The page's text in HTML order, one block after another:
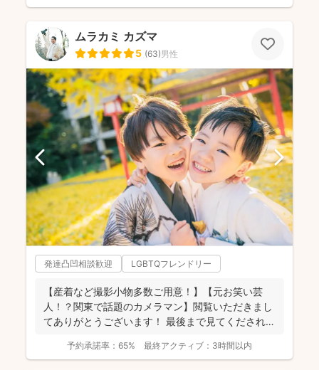
ムラカミ カズマ
5 (63)男性
発達凸凹相談歓迎 LGBTQフレンドリー
【産着など撮影小物多数ご用意！】【元お笑い芸
人！？関東で話題のカメラマン】閲覧いただきまし
てありがとうございます！ 最後まで見てくだされば
予約承諾率： 65% 最終アクティブ： 3時間以内